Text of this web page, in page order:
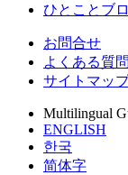
ひとことブ
お問合せ
よくある質問
サイトマッ
Multilingual
ENGLISH
한국
简体字